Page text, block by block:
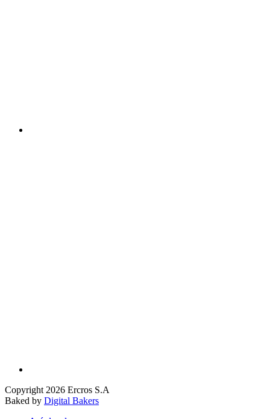
Copyright 2026 Ercros S.A
Baked by Digital Bakers